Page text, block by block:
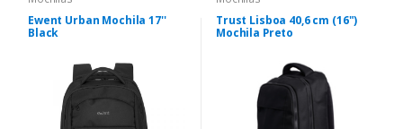
Ewent Urban Mochila 17''
Black
Trust Lisboa 40,6 cm (16")
Mochila Preto